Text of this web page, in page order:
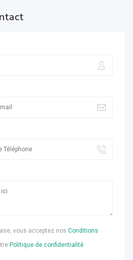
vous acceptez nos Conditions
Politique de confidentialité